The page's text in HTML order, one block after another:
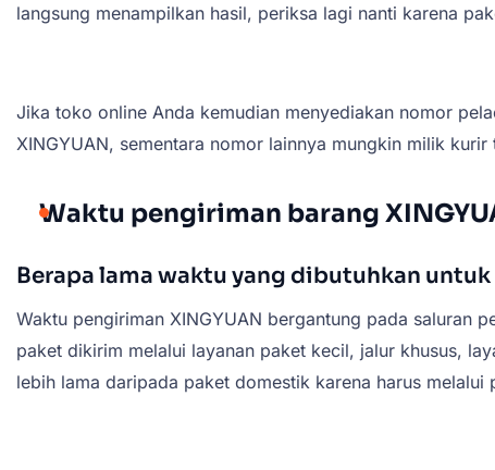
langsung menampilkan hasil, periksa lagi nanti karena
Jika toko online Anda kemudian menyediakan nomor
XINGYUAN, sementara nomor lainnya mungkin milik
Waktu pengiriman barang
Berapa lama waktu yang dibutuhkan
Waktu pengiriman XINGYUAN bergantung pada saluran
paket dikirim melalui layanan paket kecil, jalur khusus,
lebih lama daripada paket domestik karena harus